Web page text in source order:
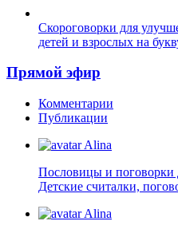
Скороговорки для
детей и взрослых на
Прямой эфир
Комментарии
Публикации
Alina
Пословицы и поговорки
Детские считалки,
Alina